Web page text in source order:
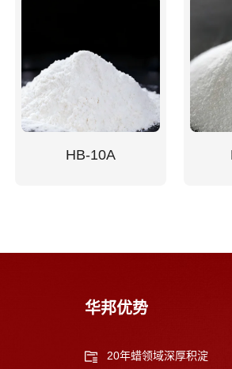
HB-10A
华邦优势
20年蜡领域深厚积淀